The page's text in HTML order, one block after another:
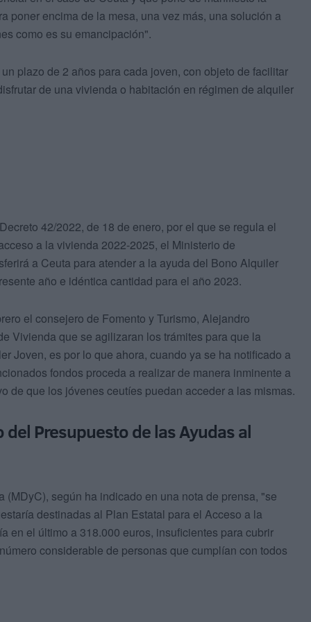
poner encima de la mesa, una vez más, una solución a
como es su emancipación".
plazo de 2 años para cada joven, con objeto de facilitar
de una vivienda o habitación en régimen de alquiler
42/2022, de 18 de enero, por el que se regula el
a la vivienda 2022-2025, el Ministerio de
a Ceuta para atender a la ayuda del Bono Alquiler
año e idéntica cantidad para el año 2023.
el consejero de Fomento y Turismo, Alejandro
Vivienda que se agilizaran los trámites para que la
Joven, es por lo que ahora, cuando ya se ha notificado a
fondos proceda a realizar de manera inminente a
de que los jóvenes ceutíes puedan acceder a las mismas.
Presupuesto de las Ayudas al
según ha indicado en una nota de prensa, "se
destinadas al Plan Estatal para el Acceso a la
en el último a 318.000 euros, insuficientes para cubrir
considerable de personas que cumplían con todos